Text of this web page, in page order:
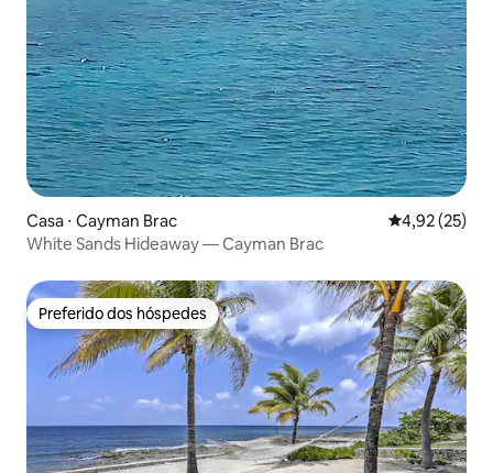
Casa ⋅ Cayman Brac 4,92 de uma
4,92 (25)
White Sands Hideaway — Cayman Brac
Preferido dos hóspedes
Preferido dos hóspedes